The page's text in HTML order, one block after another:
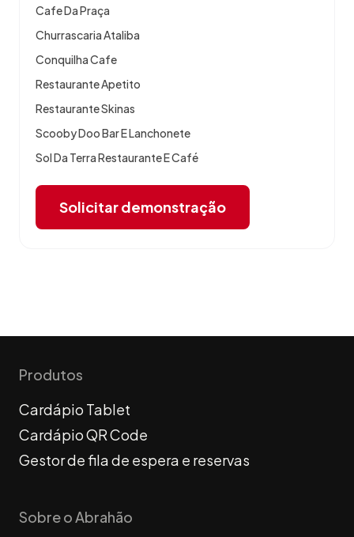
Cafe Da Praça
Churrascaria Ataliba
Conquilha Cafe
Restaurante Apetito
Restaurante Skinas
Scooby Doo Bar E Lanchonete
Sol Da Terra Restaurante E Café
Solicitar demonstração
Produtos
Cardápio Tablet
Cardápio QR Code
Gestor de fila de espera e reservas
Sobre o Abrahão